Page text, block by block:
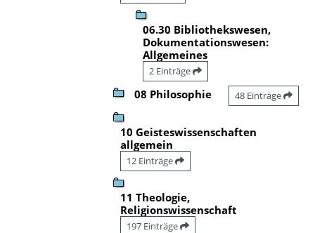
06.30 Bibliothekswesen,
Dokumentationswesen:
Allgemeines
2 Einträge
08 Philosophie 48 Einträge
10 Geisteswissenschaften
allgemein
12 Einträge
11 Theologie,
Religionswissenschaft
197 Einträge